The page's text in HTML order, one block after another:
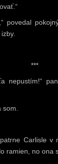
povedal
***
nepustím!“
som.
Carlisle
ramien, no ona